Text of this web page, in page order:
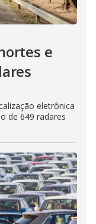
e
eletrônica
de 649 radares